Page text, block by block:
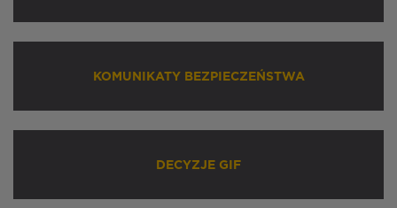
KOMUNIKATY BEZPIECZEŃSTWA
DECYZJE GIF